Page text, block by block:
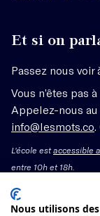
Et si on
Passez nous voir
Vous n’êtes pas
Appelez-nous
info@lesmots.co
L'école estaccessible
entre 10h et 18h.
Mentions
Nous utilisons